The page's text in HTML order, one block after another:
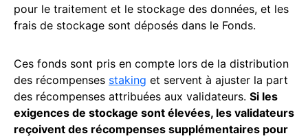
pour le traitement et le stockage des données, et les
frais de stockage sont déposés dans le Fonds.
Ces fonds sont pris en compte lors de la distribution
des récompenses staking et servent à ajuster la part
des récompenses attribuées aux validateurs. Si les
exigences de stockage sont élevées, les validateurs
reçoivent des récompenses supplémentaires pour